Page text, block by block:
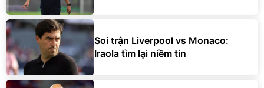
Soi trận Liverpool vs Monaco:
Iraola tìm lại niềm tin